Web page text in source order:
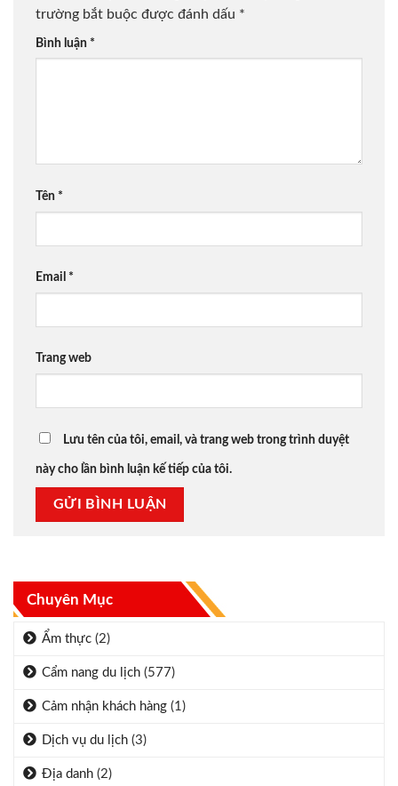
Chuyên Mục
Ẩm thực (2)
Cẩm nang du lịch (577)
Cảm nhận khách hàng (1)
Dịch vụ du lịch (3)
Địa danh (2)
trường bắt buộc được đánh dấu *
Bình luận *
Tên *
Email *
Trang web
Lưu tên của tôi, email, và trang web trong trình duyệt
này cho lần bình luận kế tiếp của tôi.